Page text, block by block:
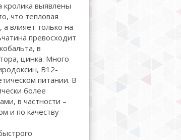
выявлены
что тепловая
а влияет только на
превосходит
в
цинка. Много
B12-
питании. В
более
в частности –
и по качеству